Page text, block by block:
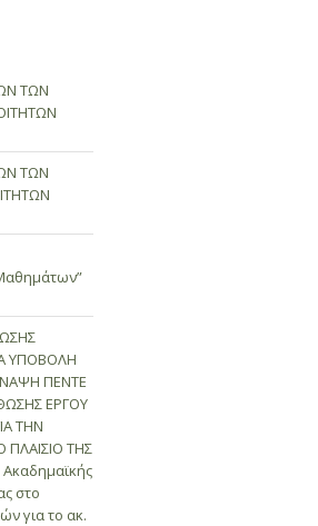
ΤΩΝ
ΤΩΝ
ΥΠΟΒΟΛΗ
ΠΕΝΤΕ
ΕΡΓΟΥ
ΤΗΝ
ΤΗΣ
στο
για το ακ.